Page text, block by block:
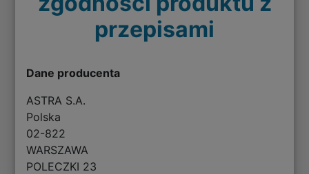
przepisami
Dane producenta
ASTRA S.A.
Polska
02-822
WARSZAWA
POLECZKI 23